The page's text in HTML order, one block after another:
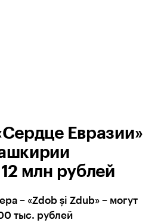
Евразии»
млн рублей
– «Zdob și Zdub» – могут
тыс. рублей